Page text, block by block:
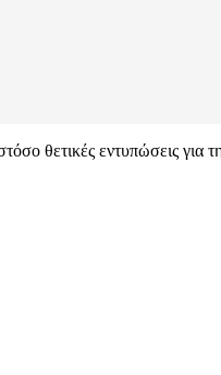
θετικές εντυπώσεις για